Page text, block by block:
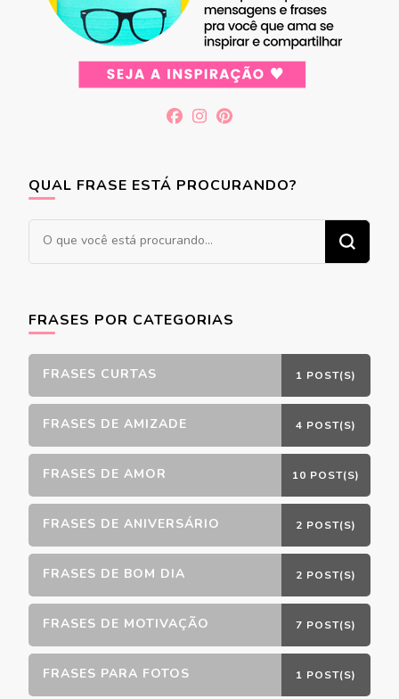
QUAL FRASE ESTÁ PROCURANDO?
Procurando
algo?
FRASES POR CATEGORIAS
FRASES CURTAS 1 POST(S)
FRASES DE AMIZADE 4 POST(S)
FRASES DE AMOR 10 POST(S)
FRASES DE ANIVERSÁRIO 2 POST(S)
FRASES DE BOM DIA 2 POST(S)
FRASES DE MOTIVAÇÃO 7 POST(S)
FRASES PARA FOTOS 1 POST(S)